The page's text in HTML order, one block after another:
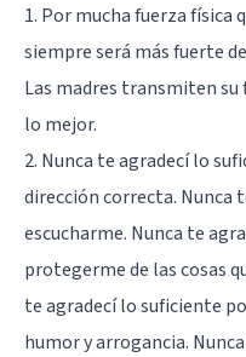
1. Por mucha fuerza física
siempre será más fuerte
Las madres transmiten
lo mejor.
2. Nunca te agradecí lo
dirección correcta. Nunca
escucharme. Nunca te
protegerme de las cosas
te agradecí lo suficiente
humor y arrogancia.